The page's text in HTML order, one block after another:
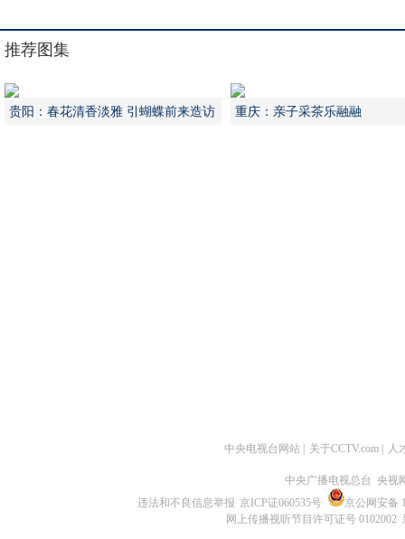
推荐图集
贵阳：春花清香淡雅 引蝴蝶前来造访 重庆：亲子采茶乐融融
中央电视台网站 关于CCTV.com 人
中央广播电视总台 央视
违法和不良信息举报 京ICP证060535号
京公网安备
网上传播视听节目许可证号 0102002